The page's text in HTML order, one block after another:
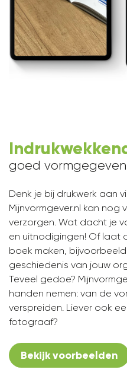
goed
Denk je bij drukwerk aan
Mijnvormgever.nl kan nog
verzorgen. Wat dacht je
en uitnodigingen! Of laat
boek maken,
geschiedenis van jouw
Teveel gedoe?
handen nemen: van de
verspreiden. Liever ook
fotograaf?
Bekijk voorbeelden